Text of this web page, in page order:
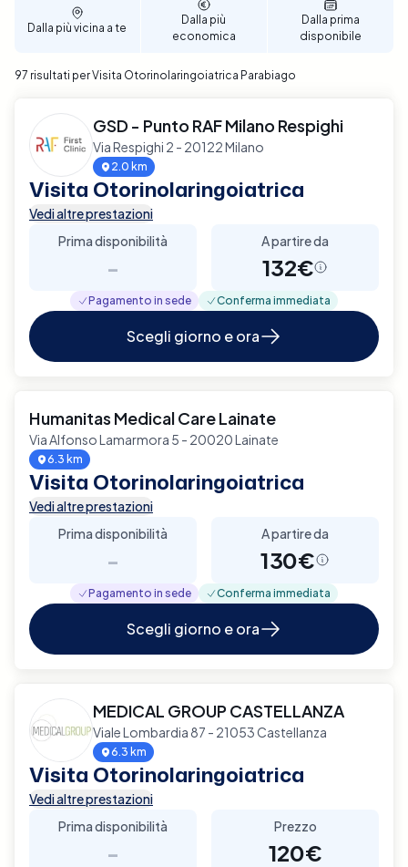
Dalla più vicina a te
Dalla più
economica
Dalla prima
disponibile
97 risultati per Visita Otorinolaringoiatrica Parabiago
GSD - Punto RAF Milano Respighi
Via Respighi 2 - 20122 Milano
2.0 km
Visita Otorinolaringoiatrica
Vedi altre prestazioni
Prima disponibilità
-
A partire da
132€
Pagamento in sede Conferma immediata
Scegli giorno e ora
Humanitas Medical Care Lainate
Via Alfonso Lamarmora 5 - 20020 Lainate
6.3 km
Visita Otorinolaringoiatrica
Vedi altre prestazioni
Prima disponibilità
-
A partire da
130€
Pagamento in sede Conferma immediata
Scegli giorno e ora
MEDICAL GROUP CASTELLANZA
Viale Lombardia 87 - 21053 Castellanza
6.3 km
Visita Otorinolaringoiatrica
Vedi altre prestazioni
Prima disponibilità
-
Prezzo
120€